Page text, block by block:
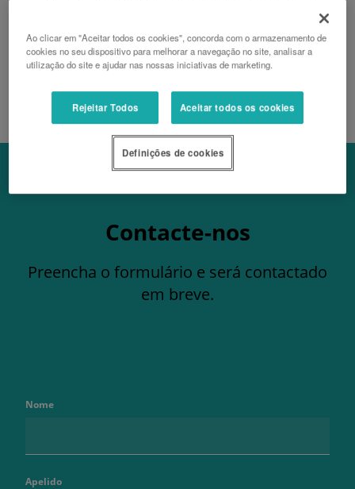
PEDIR UM ORÇAMENTO
Contacte-nos
Preencha o formulário e será contactado
em breve.
Nome
Apelido
Ao clicar em "Aceitar todos os cookies", concorda com o armazenamento de
cookies no seu dispositivo para melhorar a navegação no site, analisar a
utilização do site e ajudar nas nossas iniciativas de marketing.
Rejeitar Todos Aceitar todos os cookies
Definições de cookies